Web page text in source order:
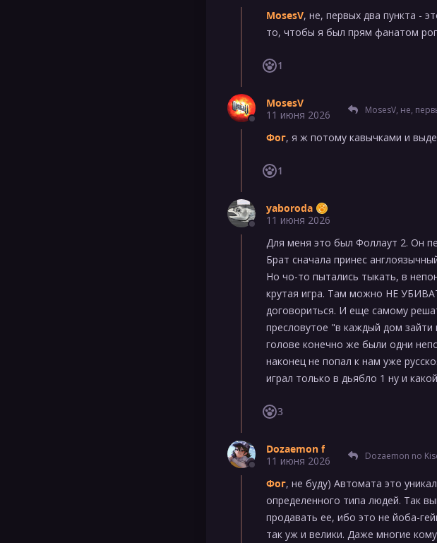
MosesV, не, первых два пункта -
то, чтобы я был прям фанатом
1
MosesV
11 июня 2026
MosesV, не, первых два пункта -
Фог, я ж потому кавычками и
1
yaboroda
11 июня 2026
Для меня это был Фоллаут 2. Он
Брат сначала принес
Но чо-то пытались тыкать, в
крутая игра. Там можно НЕ
договориться. И еще самому
пресловутое "в каждый дом
голове конечно же были одни
наконец не попал к нам уже
играл только в дьябло 1 ну и
3
Dozaemon f
11 июня 2026
Dozaemon no Kiseki,не играл в
Фог, не буду) Автомата это
определенного типа людей. Так
продавать ее, ибо это не йоба-
так уж и велики. Даже многие